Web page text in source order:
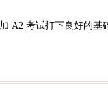
A2 考试打下良好的基